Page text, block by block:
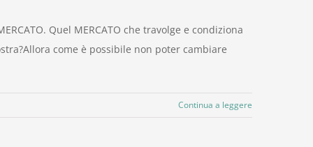
Quel MERCATO che travolge e condiziona
come è possibile non poter cambiare
Continua a leggere